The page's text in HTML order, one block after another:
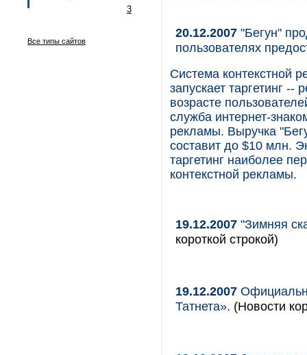
3
Все типы сайтов
20.12.2007 "Бегун"
пользователях
Система контекстной
запускает таргетинг
возрасте
служба интернет-
рекламы. Выручка
составит до $10 млн.
таргетинг наиболее
контекстной рекламы.
19.12.2007 "Зимняя
короткой строкой)
19.12.2007
Татнета». (Новости